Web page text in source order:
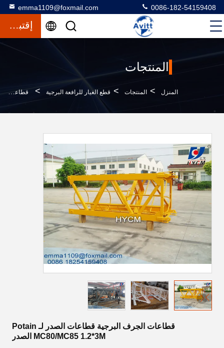
emma1109@foxmail.com 0086-182-54159408
إقتباس
المنتجات
المنزل > المنتجات > قطع الغيار للرافعة البرجية > قطاعات الجرف البرجية قطاعات الصدر لـ Potain MC80/MC85 1.2*3M الصدر
قطاعات الجرف البرجية قطاعات الصدر لـ Potain
MC80/MC85 1.2*3M الصدر